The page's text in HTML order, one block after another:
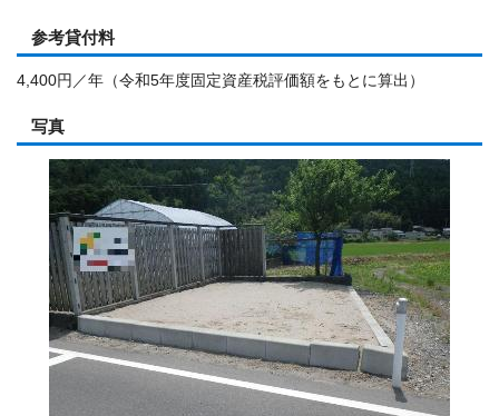
参考貸付料
4,400円／年（令和5年度固定資産税評価額をもとに算出）
写真